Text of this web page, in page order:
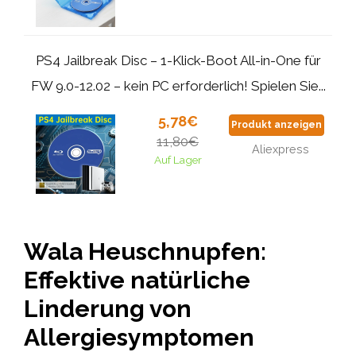
PS4 Jailbreak Disc – 1-Klick-Boot All-in-One für
FW 9.0-12.02 – kein PC erforderlich! Spielen Sie...
5,78€
11,80€
Auf Lager
Produkt anzeigen
Aliexpress
Wala Heuschnupfen:
Effektive natürliche
Linderung von
Allergiesymptomen